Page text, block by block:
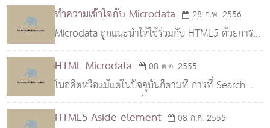
Boolean True หรือ False. Date วันที่และเวลาตาม
รูปแบบ..
ทำความเข้าใจกับ Microdata 28 ก.พ. 2556
Microdata ถูกแนะนำให้ใช้ร่วมกับ HTML5 ด้วยการ
แทรกเข้าไปยัง HTML โดยตรง โดยที่ Microdata ถูก
ใช้เพื่ออธิบายเกี่ยวกับองค์ประกอบของหน้าเว็บ ซึ่งจะ
ถูกใช..
HTML Microdata 08 ต.ค. 2555
ในอดีตหรือแม้แต่ในปัจจุบันก็ตามที การที่ Search
Engine จะตีความว่าเนื้อหาของเราอยู่ที่ตรงไหนใน
หน้าเว็บเพจ จะเป็นเรื่องที่ยากเย็นแสนเข็ญน่าดู เนื่อง..
HTML5 Aside element 08 ก.ค. 2555